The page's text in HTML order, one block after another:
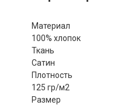
Материал
100% хлопок
Ткань
Сатин
Плотность
125 гр/м2
Размер